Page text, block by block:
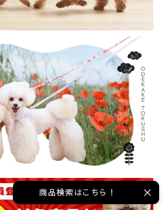
テックタンク 遮熱
UVカット
【20％OFF】2,200
円(税込み)
リフレッシングバンダ
ナ
【20％OFF】1,144
円(税込み)
詳しく見る
商品検索はこちら！